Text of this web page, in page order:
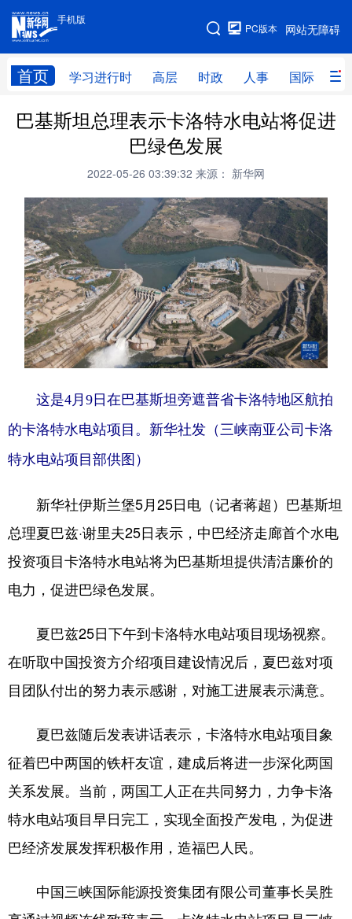
手机版
网站无障碍
PC版本
首页 学习进行时 高层 时政 人事 国际 财
手机版
网站地图
学习进行时 高层 时政 人事
财经 网评
全球连线
科技 科创 量子 体育
文化 书画 健康 军事
访谈 视频 图片 政务
法律 中央文件 金融 汽车
食品 人居 信息化 数字经济
彩票
文化产业
地方频道
辽宁 吉林 上海 江苏
广东 广西 海南 重庆
贵州 云南 西藏
新疆 内蒙古 黑龙江
多语种频道
巴基斯坦总理表示卡洛特水电站将促进
巴绿色发展
2022-05-26 03:39:32 来源： 新华网
这是4月9日在巴基斯坦旁遮普省卡洛特地区航拍
的卡洛特水电站项目。新华社发（三峡南亚公司卡洛
特水电站项目部供图）
新华社伊斯兰堡5月25日电（记者蒋超）巴基斯坦
总理夏巴兹·谢里夫25日表示，中巴经济走廊首个水电
投资项目卡洛特水电站将为巴基斯坦提供清洁廉价的
电力，促进巴绿色发展。
夏巴兹25日下午到卡洛特水电站项目现场视察。
在听取中国投资方介绍项目建设情况后，夏巴兹对项
目团队付出的努力表示感谢，对施工进展表示满意。
夏巴兹随后发表讲话表示，卡洛特水电站项目象
征着巴中两国的铁杆友谊，建成后将进一步深化两国
关系发展。当前，两国工人正在共同努力，力争卡洛
特水电站项目早日完工，实现全面投产发电，为促进
巴经济发展发挥积极作用，造福巴人民。
中国三峡国际能源投资集团有限公司董事长吴胜